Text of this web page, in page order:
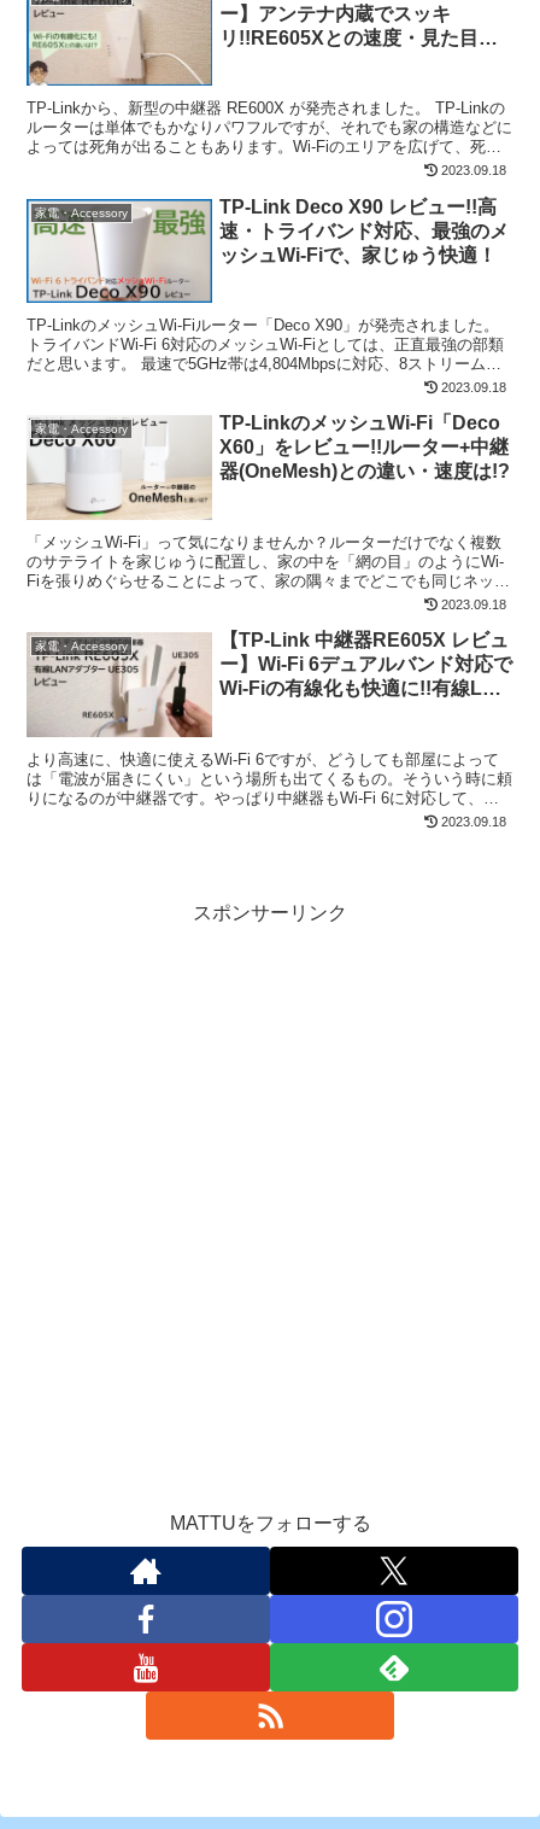
ー】アンテナ内蔵でスッキ
リ!!RE605Xとの速度・見た目の
TP-Linkから、新型の中継器 RE600X が発売されました。 TP-Linkの
ルーターは単体でもかなりパワフルですが、それでも家の構造などに
よっては死角が出ることもあります。Wi-Fiのエリアを広げて、死角
2023.09.18
家電・Accessory
TP-Link Deco X90 レビュー!!高
速・トライバンド対応、最強のメ
ッシュWi-Fiで、家じゅう快適！
TP-LinkのメッシュWi-Fiルーター「Deco X90」が発売されました。
トライバンドWi-Fi 6対応のメッシュWi-Fiとしては、正直最強の部類
だと思います。 最速で5GHz帯は4,804Mbpsに対応、8ストリームで
2023.09.18
家電・Accessory
TP-LinkのメッシュWi-Fi「Deco
X60」をレビュー!!ルーター+中継
器(OneMesh)との違い・速度は!?
「メッシュWi-Fi」って気になりませんか？ルーターだけでなく複数
のサテライトを家じゅうに配置し、家の中を「網の目」のようにWi-
Fiを張りめぐらせることによって、家の隅々までどこでも同じネット
2023.09.18
家電・Accessory
【TP-Link 中継器RE605X レビュ
ー】Wi-Fi 6デュアルバンド対応で
Wi-Fiの有線化も快適に!!有線LAN
より高速に、快適に使えるWi-Fi 6ですが、どうしても部屋によって
は「電波が届きにくい」という場所も出てくるもの。そういう時に頼
りになるのが中継器です。やっぱり中継器もWi-Fi 6に対応して、家
2023.09.18
スポンサーリンク
MATTUをフォローする